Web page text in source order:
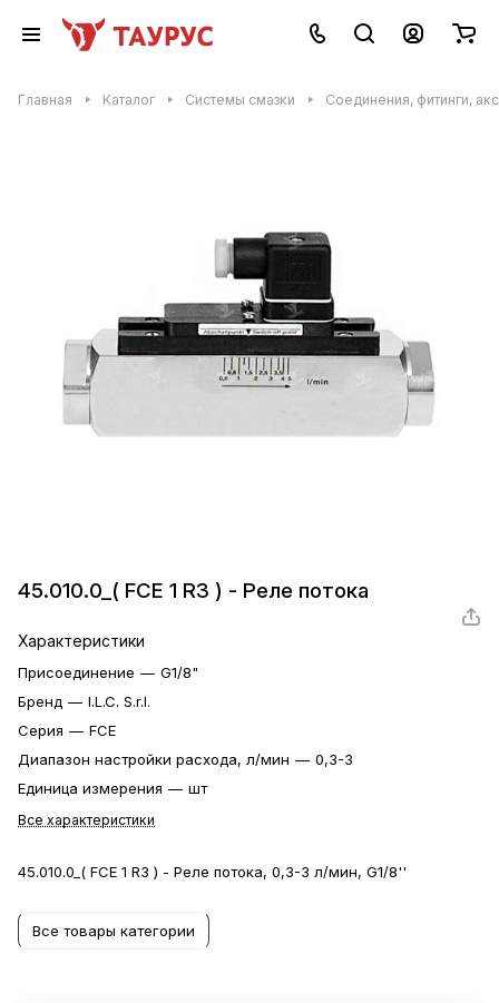
Главная Каталог Системы смазки Соединения, фитинги,
45.010.0_( FCE 1 R3 ) - Реле потока
Характеристики
Присоединение — G1/8"
Бренд — I.L.C. S.r.l.
Серия — FCE
Диапазон настройки расхода, л/мин — 0,3-3
Единица измерения — шт
Все характеристики
45.010.0_( FCE 1 R3 ) - Реле потока, 0,3-3 л/мин, G1/8''
Все товары категории